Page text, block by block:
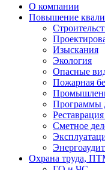
О компании
Повышение
Изыскания
Экология
Опасные
Пожарная
Программы
Сметное
Энергоаудит
Охрана труда,